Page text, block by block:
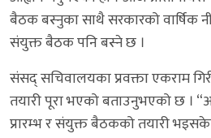
बैठक बस्नुका साथै सरकारको वार्षिक
संयुक्त बैठक पनि बस्ने छ ।
संसद् सचिवालयका प्रवक्ता एकराम
तयारी पूरा भएको बताउनुभएको छ ।
प्रारम्भ र संयुक्त बैठकको तयारी